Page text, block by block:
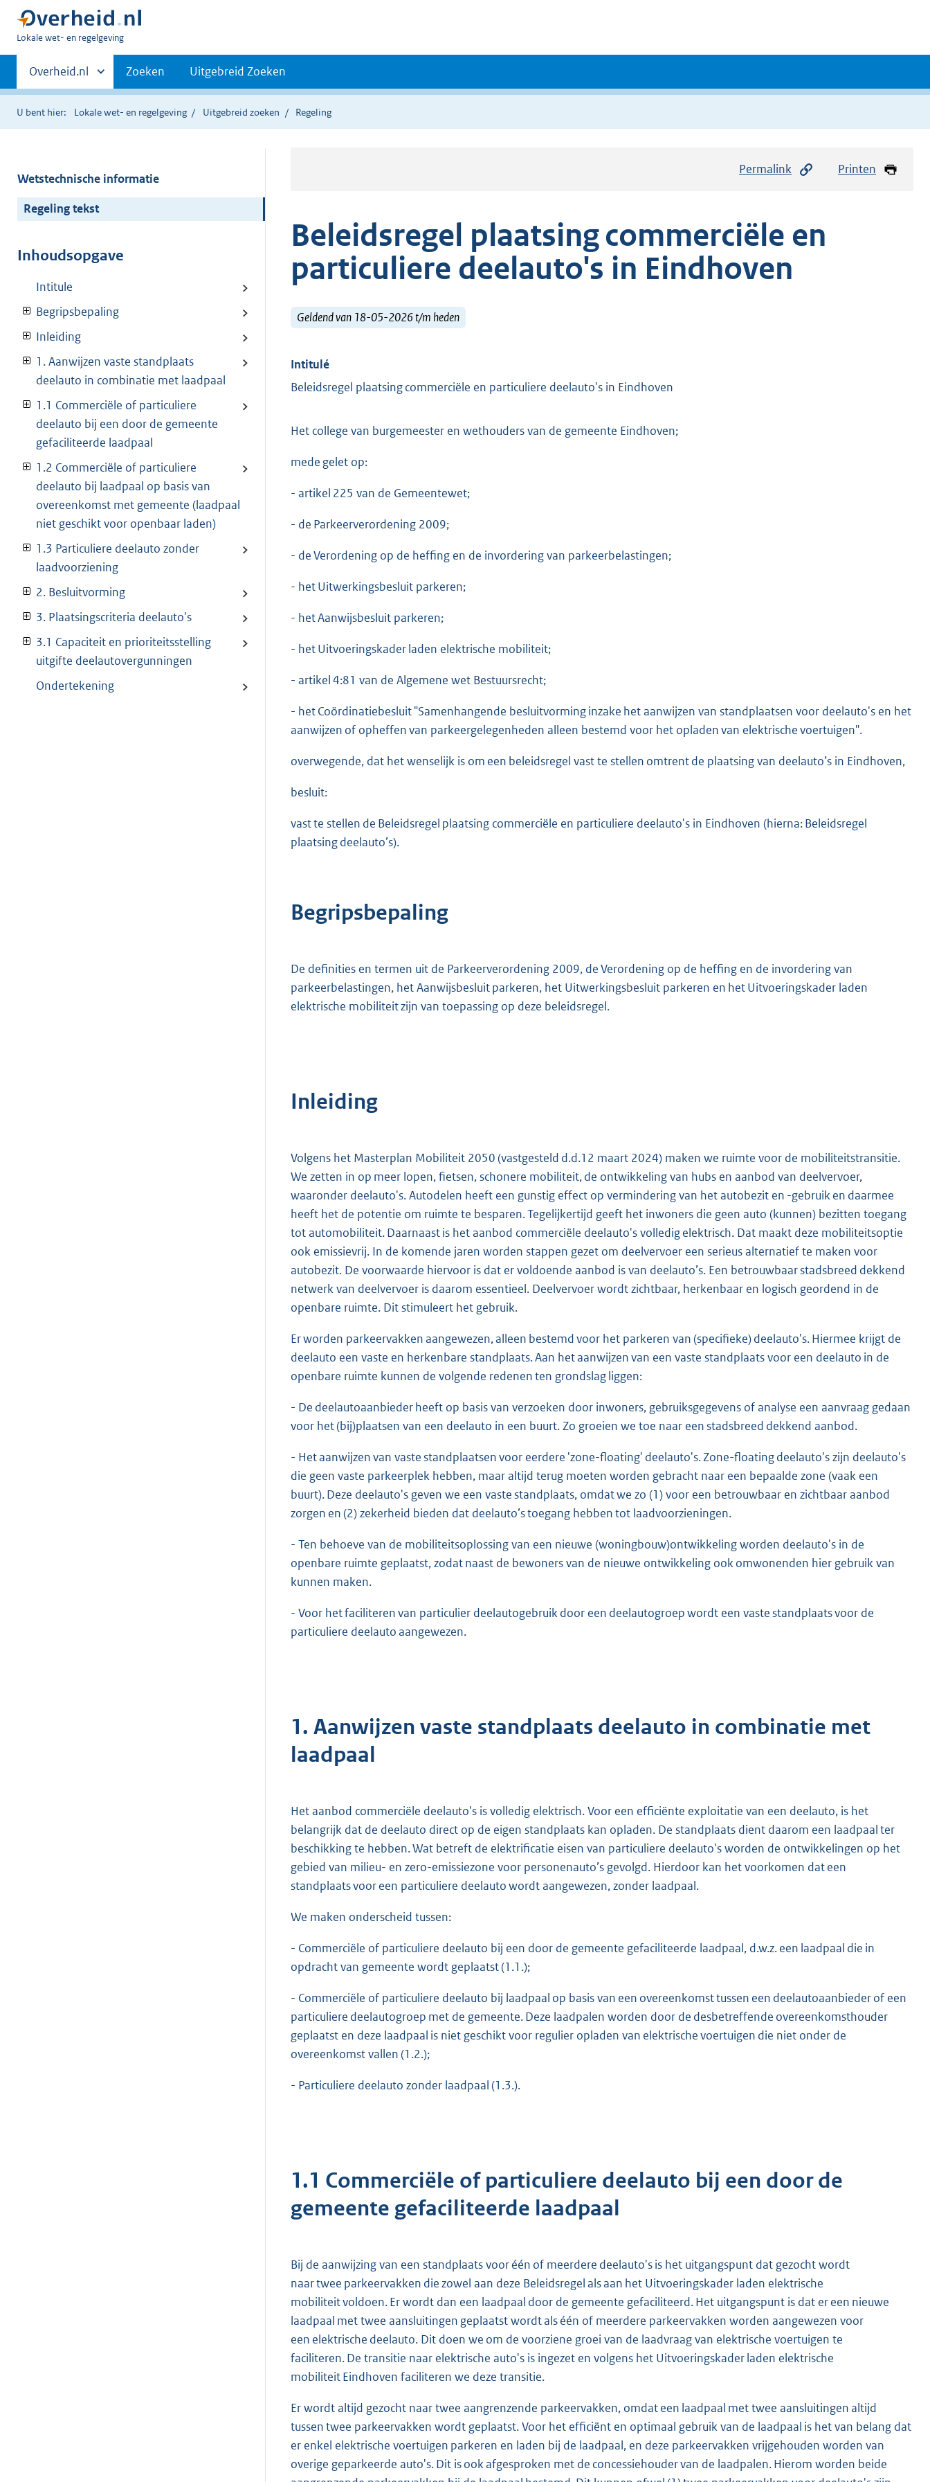
U
hier:
Lokale wet- en regelgeving
Primaire
navigatie
Andere
sites
binnen
Overheid.nl Zoeken Uitgebreid Zoeken
U bent hier: Lokale wet- en regelgeving Uitgebreid zoeken Regeling
Wetstechnische informatie
Regeling tekst
Inhoudsopgave
Intitule
Begripsbepaling
Inleiding
1. Aanwijzen vaste standplaats
deelauto in combinatie met laadpaal
1.1 Commerciële of particuliere
deelauto bij een door de gemeente
gefaciliteerde laadpaal
1.2 Commerciële of particuliere
deelauto bij laadpaal op basis van
overeenkomst met gemeente (laadpaal
niet geschikt voor openbaar laden)
1.3 Particuliere deelauto zonder
laadvoorziening
2. Besluitvorming
3. Plaatsingscriteria deelauto's
3.1 Capaciteit en prioriteitsstelling
uitgifte deelautovergunningen
Ondertekening
Permalink Printen
Beleidsregel plaatsing commerciële en
particuliere deelauto's in Eindhoven
Geldend van 18-05-2026 t/m heden
Intitulé
Beleidsregel plaatsing commerciële en particuliere deelauto's in Eindhoven
Het college van burgemeester en wethouders van de gemeente Eindhoven;
mede gelet op:
- artikel 225 van de Gemeentewet;
- de Parkeerverordening 2009;
- de Verordening op de heffing en de invordering van parkeerbelastingen;
- het Uitwerkingsbesluit parkeren;
- het Aanwijsbesluit parkeren;
- het Uitvoeringskader laden elektrische mobiliteit;
- artikel 4:81 van de Algemene wet Bestuursrecht;
- het Coördinatiebesluit "Samenhangende besluitvorming inzake het aanwijzen van standplaatsen voor deelauto's en het
aanwijzen of opheffen van parkeergelegenheden alleen bestemd voor het opladen van elektrische voertuigen".
overwegende, dat het wenselijk is om een beleidsregel vast te stellen omtrent de plaatsing van deelauto’s in Eindhoven,
besluit:
vast te stellen de Beleidsregel plaatsing commerciële en particuliere deelauto's in Eindhoven (hierna: Beleidsregel
plaatsing deelauto’s).
Begripsbepaling
De definities en termen uit de Parkeerverordening 2009, de Verordening op de heffing en de invordering van
parkeerbelastingen, het Aanwijsbesluit parkeren, het Uitwerkingsbesluit parkeren en het Uitvoeringskader laden
elektrische mobiliteit zijn van toepassing op deze beleidsregel.
Inleiding
Volgens het Masterplan Mobiliteit 2050 (vastgesteld d.d.12 maart 2024) maken we ruimte voor de mobiliteitstransitie.
We zetten in op meer lopen, fietsen, schonere mobiliteit, de ontwikkeling van hubs en aanbod van deelvervoer,
waaronder deelauto's. Autodelen heeft een gunstig effect op vermindering van het autobezit en -gebruik en daarmee
heeft het de potentie om ruimte te besparen. Tegelijkertijd geeft het inwoners die geen auto (kunnen) bezitten toegang
tot automobiliteit. Daarnaast is het aanbod commerciële deelauto's volledig elektrisch. Dat maakt deze mobiliteitsoptie
ook emissievrij. In de komende jaren worden stappen gezet om deelvervoer een serieus alternatief te maken voor
autobezit. De voorwaarde hiervoor is dat er voldoende aanbod is van deelauto’s. Een betrouwbaar stadsbreed dekkend
netwerk van deelvervoer is daarom essentieel. Deelvervoer wordt zichtbaar, herkenbaar en logisch geordend in de
openbare ruimte. Dit stimuleert het gebruik.
Er worden parkeervakken aangewezen, alleen bestemd voor het parkeren van (specifieke) deelauto's. Hiermee krijgt de
deelauto een vaste en herkenbare standplaats. Aan het aanwijzen van een vaste standplaats voor een deelauto in de
openbare ruimte kunnen de volgende redenen ten grondslag liggen:
- De deelautoaanbieder heeft op basis van verzoeken door inwoners, gebruiksgegevens of analyse een aanvraag gedaan
voor het (bij)plaatsen van een deelauto in een buurt. Zo groeien we toe naar een stadsbreed dekkend aanbod.
- Het aanwijzen van vaste standplaatsen voor eerdere 'zone-floating' deelauto's. Zone-floating deelauto's zijn deelauto's
die geen vaste parkeerplek hebben, maar altijd terug moeten worden gebracht naar een bepaalde zone (vaak een
buurt). Deze deelauto's geven we een vaste standplaats, omdat we zo (1) voor een betrouwbaar en zichtbaar aanbod
zorgen en (2) zekerheid bieden dat deelauto’s toegang hebben tot laadvoorzieningen.
- Ten behoeve van de mobiliteitsoplossing van een nieuwe (woningbouw)ontwikkeling worden deelauto's in de
openbare ruimte geplaatst, zodat naast de bewoners van de nieuwe ontwikkeling ook omwonenden hier gebruik van
kunnen maken.
- Voor het faciliteren van particulier deelautogebruik door een deelautogroep wordt een vaste standplaats voor de
particuliere deelauto aangewezen.
1. Aanwijzen vaste standplaats deelauto in combinatie met
laadpaal
Het aanbod commerciële deelauto's is volledig elektrisch. Voor een efficiënte exploitatie van een deelauto, is het
belangrijk dat de deelauto direct op de eigen standplaats kan opladen. De standplaats dient daarom een laadpaal ter
beschikking te hebben. Wat betreft de elektrificatie eisen van particuliere deelauto's worden de ontwikkelingen op het
gebied van milieu- en zero-emissiezone voor personenauto’s gevolgd. Hierdoor kan het voorkomen dat een
standplaats voor een particuliere deelauto wordt aangewezen, zonder laadpaal.
We maken onderscheid tussen:
- Commerciële of particuliere deelauto bij een door de gemeente gefaciliteerde laadpaal, d.w.z. een laadpaal die in
opdracht van gemeente wordt geplaatst (1.1.);
- Commerciële of particuliere deelauto bij laadpaal op basis van een overeenkomst tussen een deelautoaanbieder of een
particuliere deelautogroep met de gemeente. Deze laadpalen worden door de desbetreffende overeenkomsthouder
geplaatst en deze laadpaal is niet geschikt voor regulier opladen van elektrische voertuigen die niet onder de
overeenkomst vallen (1.2.);
- Particuliere deelauto zonder laadpaal (1.3.).
1.1 Commerciële of particuliere deelauto bij een door de
gemeente gefaciliteerde laadpaal
Bij de aanwijzing van een standplaats voor één of meerdere deelauto's is het uitgangspunt dat gezocht wordt
naar twee parkeervakken die zowel aan deze Beleidsregel als aan het Uitvoeringskader laden elektrische
mobiliteit voldoen. Er wordt dan een laadpaal door de gemeente gefaciliteerd. Het uitgangspunt is dat er een nieuwe
laadpaal met twee aansluitingen geplaatst wordt als één of meerdere parkeervakken worden aangewezen voor
een elektrische deelauto. Dit doen we om de voorziene groei van de laadvraag van elektrische voertuigen te
faciliteren. De transitie naar elektrische auto's is ingezet en volgens het Uitvoeringskader laden elektrische
mobiliteit Eindhoven faciliteren we deze transitie.
Er wordt altijd gezocht naar twee aangrenzende parkeervakken, omdat een laadpaal met twee aansluitingen altijd
tussen twee parkeervakken wordt geplaatst. Voor het efficiënt en optimaal gebruik van de laadpaal is het van belang dat
er enkel elektrische voertuigen parkeren en laden bij de laadpaal, en deze parkeervakken vrijgehouden worden van
overige geparkeerde auto's. Dit is ook afgesproken met de concessiehouder van de laadpalen. Hierom worden beide